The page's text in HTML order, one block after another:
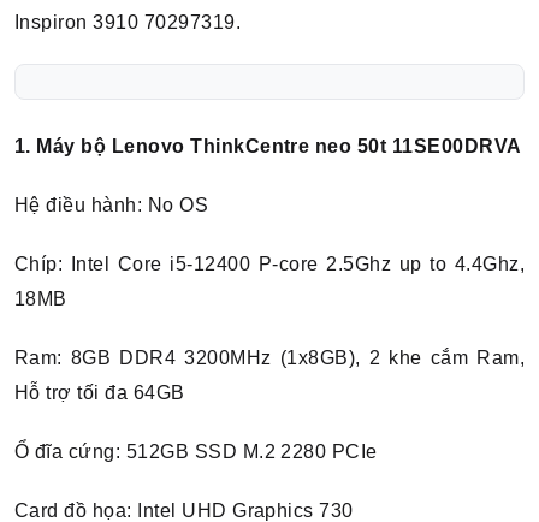
Inspiron 3910 70297319.
1. Máy bộ Lenovo ThinkCentre neo 50t 11SE00DRVA
Hệ điều hành: No OS
Chíp: Intel Core i5-12400 P-core 2.5Ghz up to 4.4Ghz,
18MB
Ram: 8GB DDR4 3200MHz (1x8GB), 2 khe cắm Ram,
Hỗ trợ tối đa 64GB
Ổ đĩa cứng: 512GB SSD M.2 2280 PCIe
Card đồ họa: Intel UHD Graphics 730